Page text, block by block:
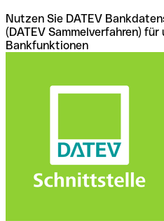
Nutzen Sie DATEV
(DATEV Sammelverfahren) für
Bankfunktionen